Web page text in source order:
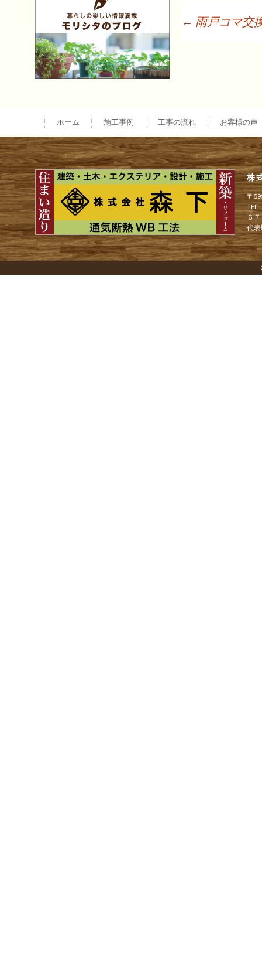
ナ
ビ
ゲ
ー
シ
← 雨戸コマ交
ホーム 施工事例 工事の流れ お客様の声
株
〒
TEL
６
代